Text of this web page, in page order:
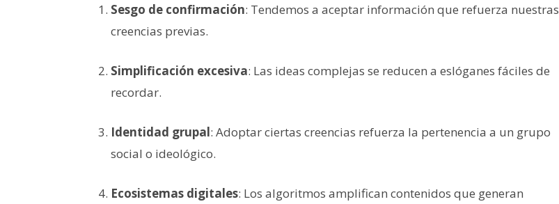
Sesgo de confirmación: Tendemos a aceptar información que refuerza nuestras
creencias previas.
Simplificación excesiva: Las ideas complejas se reducen a eslóganes fáciles de
recordar.
Identidad grupal: Adoptar ciertas creencias refuerza la pertenencia a un grupo
social o ideológico.
Ecosistemas digitales: Los algoritmos amplifican contenidos que generan